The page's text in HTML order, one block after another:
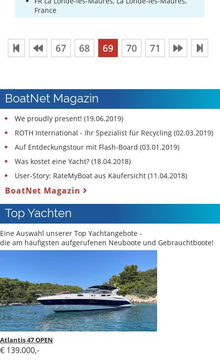
France
67 68 69 70 71
BoatNet Magazin
We proudly present! (19.06.2019)
ROTH International - Ihr Spezialist für Recycling (02.03.2019)
Auf Entdeckungstour mit Flash-Board (03.01.2019)
Was kostet eine Yacht? (18.04.2018)
User-Story: RateMyBoat aus Käufersicht (11.04.2018)
BoatNet Magazin
Top Yachten
Eine Auswahl unserer Top Yachtangebote -
die am häufigsten aufgerufenen Neuboote und Gebrauchtboote!
Atlantis 47 OPEN
€ 139.000,-